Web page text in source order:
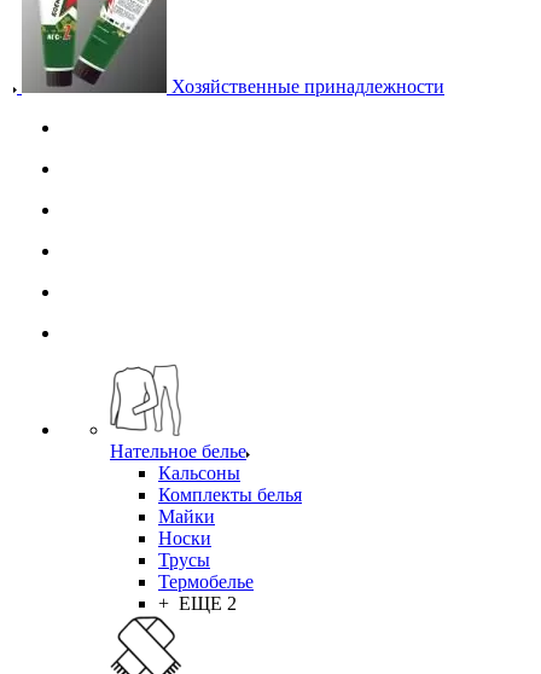
Хозяйственные принадлежности
Нательное белье
Кальсоны
Комплекты белья
Майки
Носки
Трусы
Термобелье
+ ЕЩЕ 2